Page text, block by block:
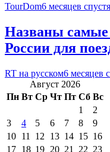
TourDom6 месяцев спустя
Названы самые
России для
RT на русском6 месяцев
Август 2026
Пн Вт Ср Чт Пт Сб Вс
1
2
3
4 5 6 7 8
9
10 11 12 13 14 15 16
17 18 19 20 21 22 23